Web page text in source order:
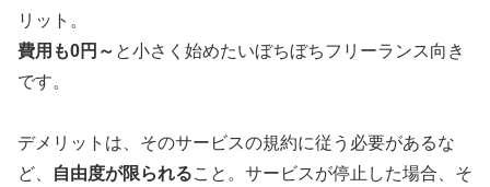
リット。
費用も0円～ と小さく始めたいぼちぼちフリーランス向き
です。
デメリットは、そのサービスの規約に従う必要があるな
ど、
自由度が限られること。サービスが停止した場合、そ